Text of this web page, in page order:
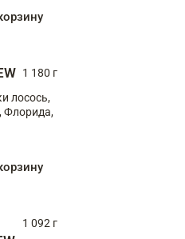
1 180 г
лосось,
Флорида,
1 092 г